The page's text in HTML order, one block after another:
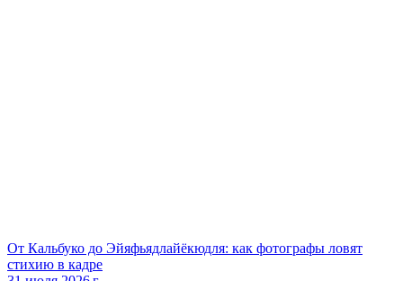
От Кальбуко до Эйяфьядлайёкюдля: как фотографы ловят
стихию в кадре